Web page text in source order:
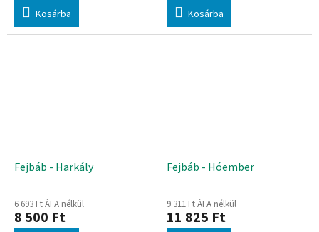
Kosárba Kosárba
Fejbáb - Harkály
6 693 Ft ÁFA nélkül
8 500 Ft
Fejbáb - Hóember
9 311 Ft ÁFA nélkül
11 825 Ft